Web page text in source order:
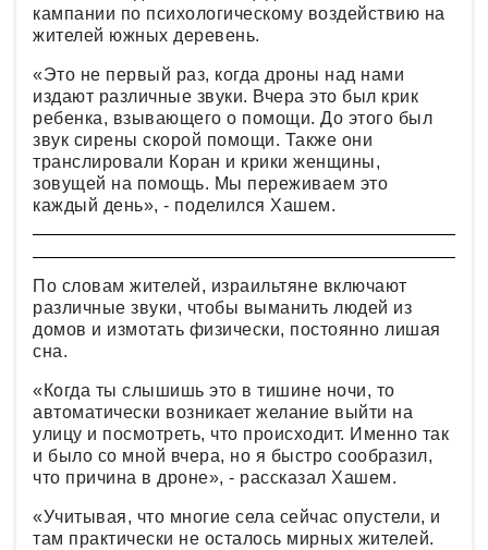
кампании по психологическому воздействию на
жителей южных деревень.
«Это не первый раз, когда дроны над нами
издают различные звуки. Вчера это был крик
ребенка, взывающего о помощи. До этого был
звук сирены скорой помощи. Также они
транслировали Коран и крики женщины,
зовущей на помощь. Мы переживаем это
каждый день», - поделился Хашем.
По словам жителей, израильтяне включают
различные звуки, чтобы выманить людей из
домов и измотать физически, постоянно лишая
сна.
«Когда ты слышишь это в тишине ночи, то
автоматически возникает желание выйти на
улицу и посмотреть, что происходит. Именно так
и было со мной вчера, но я быстро сообразил,
что причина в дроне», - рассказал Хашем.
«Учитывая, что многие села сейчас опустели, и
там практически не осталось мирных жителей.